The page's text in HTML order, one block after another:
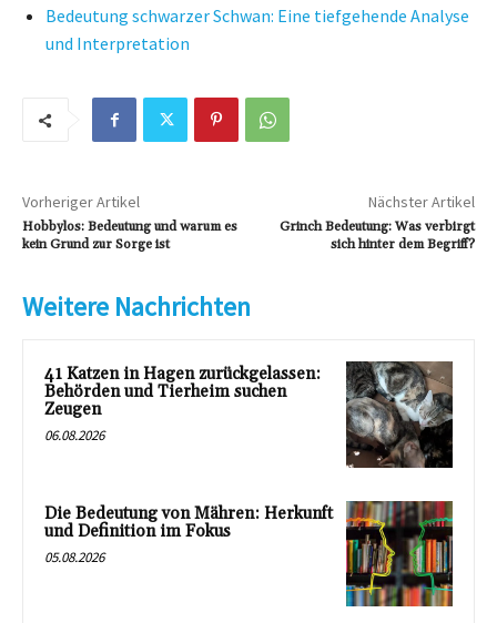
Bedeutung schwarzer Schwan: Eine tiefgehende Analyse
und Interpretation
Vorheriger Artikel
Hobbylos: Bedeutung und warum es
kein Grund zur Sorge ist
Nächster Artikel
Grinch Bedeutung: Was verbirgt
sich hinter dem Begriff?
Weitere Nachrichten
41 Katzen in Hagen zurückgelassen:
Behörden und Tierheim suchen
Zeugen
06.08.2026
Die Bedeutung von Mähren: Herkunft
und Definition im Fokus
05.08.2026